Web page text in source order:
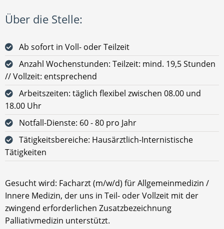
Über die Stelle:
Ab sofort in Voll- oder Teilzeit
Anzahl Wochenstunden: Teilzeit: mind. 19,5 Stunden
// Vollzeit: entsprechend
Arbeitszeiten: täglich flexibel zwischen 08.00 und
18.00 Uhr
Notfall-Dienste: 60 - 80 pro Jahr
Tätigkeitsbereiche: Hausärztlich-Internistische
Tätigkeiten
Gesucht wird: Facharzt (m/w/d) für Allgemeinmedizin /
Innere Medizin, der uns in Teil- oder Vollzeit mit der
zwingend erforderlichen Zusatzbezeichnung
Palliativmedizin unterstützt.